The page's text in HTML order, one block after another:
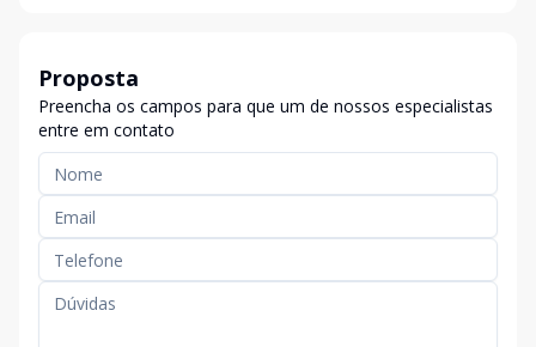
Proposta
Preencha os campos para que um de nossos especialistas
entre em contato